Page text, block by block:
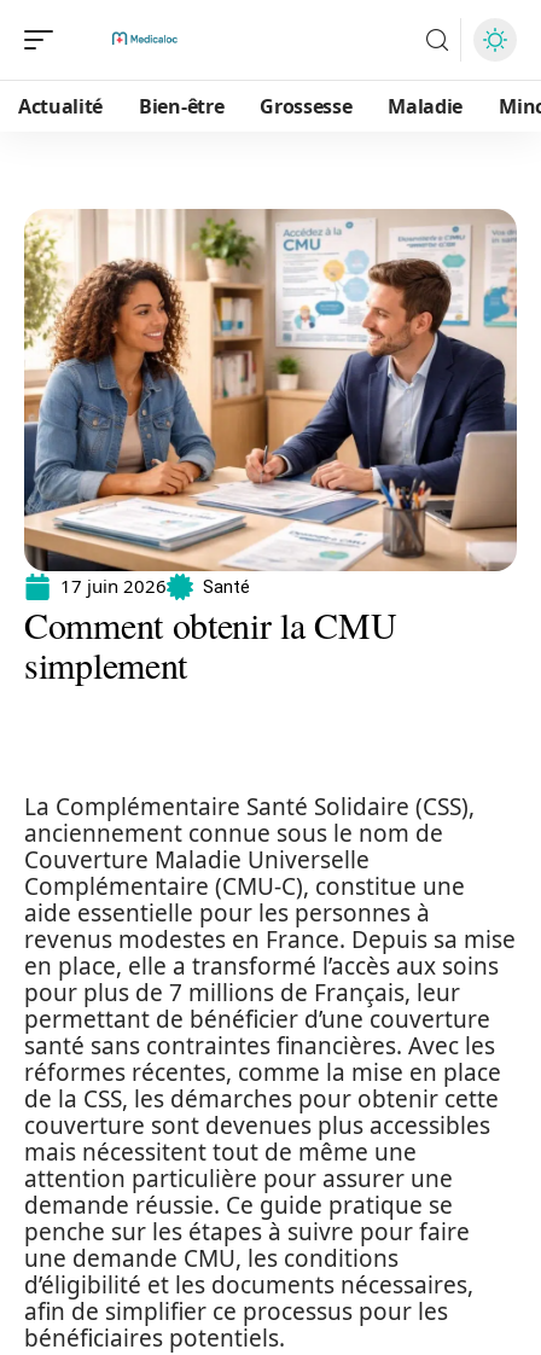
Actualité Bien-être Grossesse Maladie
17 juin 2026 Santé
Comment obtenir la CMU
simplement
La Complémentaire Santé Solidaire (CSS),
anciennement connue sous le nom de
Couverture Maladie Universelle
Complémentaire (CMU-C), constitue une
aide essentielle pour les personnes à
revenus modestes en France. Depuis sa mise
en place, elle a transformé l’accès aux soins
pour plus de 7 millions de Français, leur
permettant de bénéficier d’une couverture
santé sans contraintes financières. Avec les
réformes récentes, comme la mise en place
de la CSS, les démarches pour obtenir cette
couverture sont devenues plus accessibles
mais nécessitent tout de même une
attention particulière pour assurer une
demande réussie. Ce guide pratique se
penche sur les étapes à suivre pour faire
une demande CMU, les conditions
d’éligibilité et les documents nécessaires,
afin de simplifier ce processus pour les
bénéficiaires potentiels.